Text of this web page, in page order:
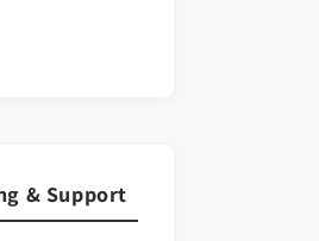
& Support